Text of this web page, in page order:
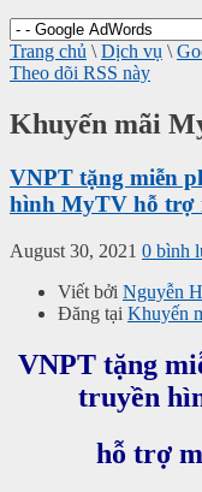
Trang chủ \ Dịch vụ \
Theo dõi RSS này
Khuyến mãi
VNPT tặng miễn
hình MyTV hỗ trợ
August 30, 2021 0 bình
Viết bởi Nguyễn
Đăng tại Khuyến
VNPT tặng
truyền
hỗ trợ